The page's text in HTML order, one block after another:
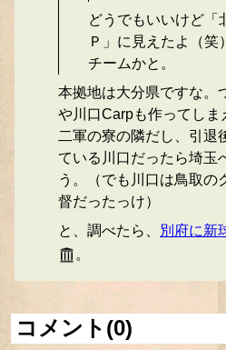
どうでもいいけど「
Ｐ」に見えたよ（笑
チームかと。
本拠地は大分県ですな。
や川口Carpも作ってしま
二軍の寮の隣だし、引退
ている川口だったら埼玉
う。（でも川口は鳥取の
督だったっけ）
と、調べたら、
別府に新
。
コメント(0)